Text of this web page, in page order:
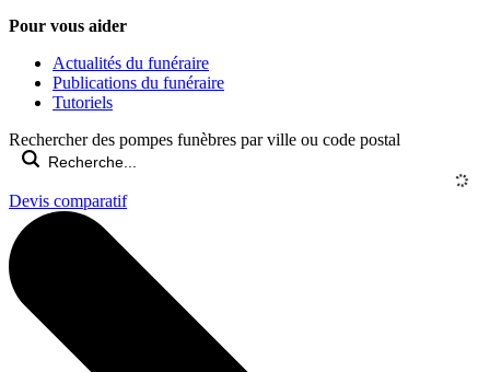
Pour vous aider
Actualités du funéraire
Publications du funéraire
Tutoriels
Rechercher des pompes funèbres par ville ou code postal
Devis comparatif